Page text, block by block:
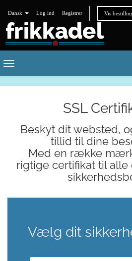
Dansk Log ind Registrer Vis
Toggle
navigation
SSL
Beskyt dit websted,
tillid til dine
Med en række
rigtige certifikat til alle
Vælg dit